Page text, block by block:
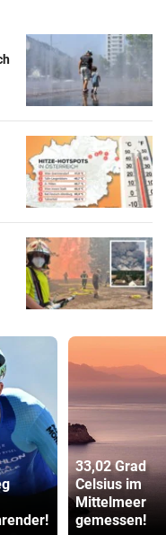
33,02 Grad
Celsius im
Mittelmeer
gemessen!